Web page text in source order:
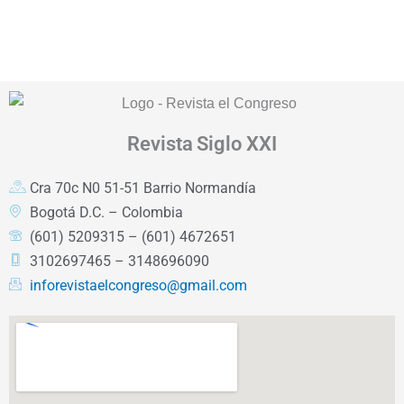
Revista Siglo XXI
Cra 70c N0 51-51 Barrio Normandía
Bogotá D.C. – Colombia
(601) 5209315 – (601) 4672651
3102697465 – 3148696090
inforevistaelcongreso@gmail.com